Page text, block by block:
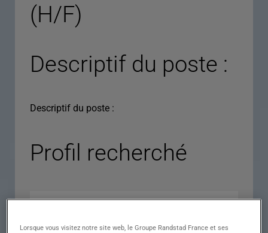
(H/F)
Descriptif du poste :
Descriptif du poste :
Profil recherché
Lorsque vous visitez notre site web, le Groupe Randstad France et ses